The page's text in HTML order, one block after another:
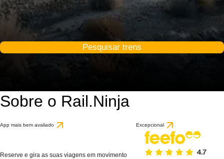
Pesquisar trens
Sobre o Rail.Ninja
App mais bem avaliado
Reserve e gira as suas viagens em movimento
Excepcional